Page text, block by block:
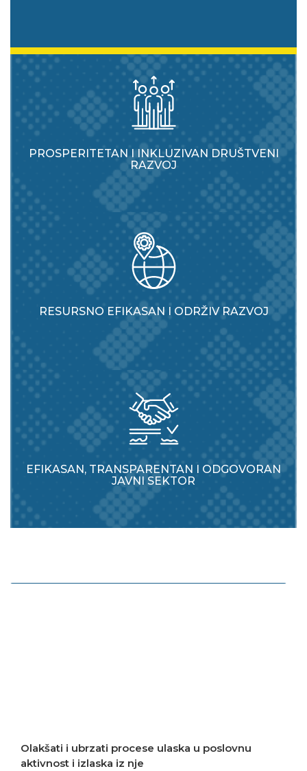
PROSPERITETAN I INKLUZIVAN DRUŠTVENI
RAZVOJ
RESURSNO EFIKASAN I ODRŽIV RAZVOJ
EFIKASAN, TRANSPARENTAN I ODGOVORAN
JAVNI SEKTOR
Olakšati i ubrzati procese ulaska u poslovnu
aktivnost i izlaska iz nje